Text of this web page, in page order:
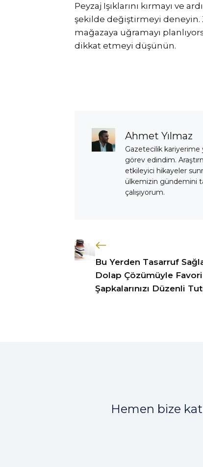
Peyzaj Işıklarını kırmayı ve
şekilde değiştirmeyi deneyin.
mağazaya uğramayı
dikkat etmeyi düşünün.
Ahmet Yılmaz
Gazetecilik kariyerime
görev edindim.
etkileyici hikayeler
ülkemizin gündemini
çalışıyorum.
Bu Yerden Tasarruf
Dolap Çözümüyle Favori
Şapkalarınızı Düzenli
Hemen bize